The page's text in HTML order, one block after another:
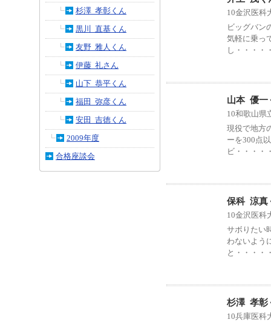
10金沢医科
ビッグバン
気軽に乗っ
し・・・・
山本 優一
10和歌山県
現役で地方
ーを300点
ビ・・・・
保科 涼真
10金沢医科
サボりたい
わないよう
と・・・・
杉澤 孝彰
10兵庫医科
杉澤 孝彰くん
黒川 直基くん
友野 雅人くん
伊藤 礼さん
山下 恭平くん
福田 弥彦くん
安田 吉徳くん
2009年度
合格座談会